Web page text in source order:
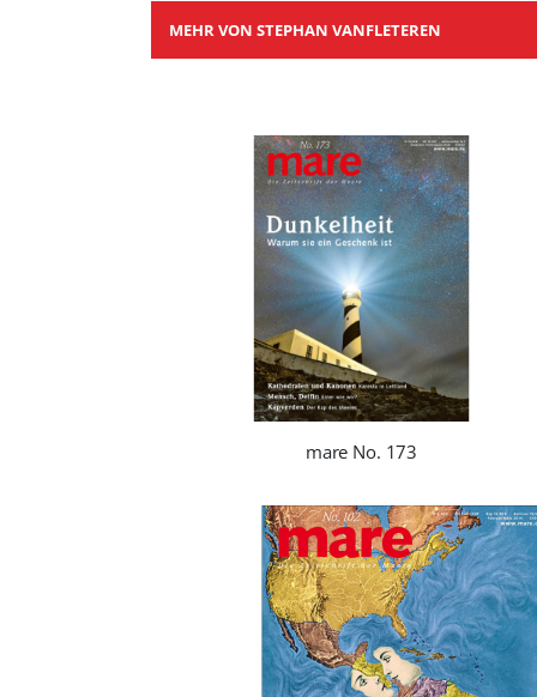
MEHR VON STEPHAN VANFLETEREN
mare No. 173